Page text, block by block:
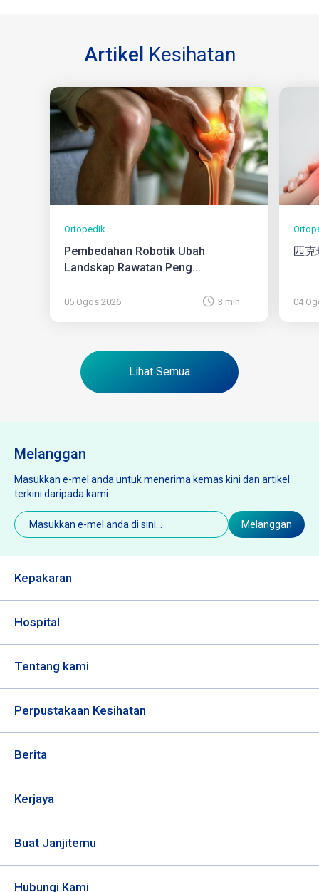
Artikel Kesihatan
Ortopedik
Pembedahan Robotik Ubah
Landskap Rawatan Peng...
05 Ogos 2026 3 min
匹
04
Lihat Semua
Melanggan
Masukkan e-mel anda untuk menerima kemas kini dan artikel
terkini daripada kami.
E-
mel
(Diperlukan)
Melanggan
Kepakaran
Hospital
Tentang kami
Perpustakaan Kesihatan
Berita
Kerjaya
Buat Janjitemu
Hubungi Kami